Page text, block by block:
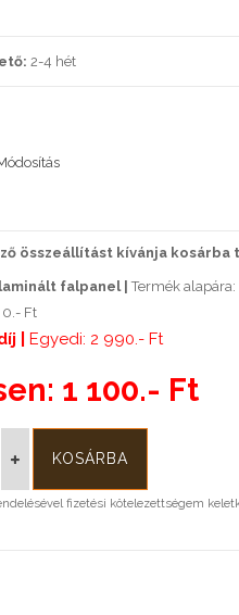
2-4 hét
összeállítást kívánja kosárba
falpanel |Termék alapára:
0.- Ft
|Egyedi: 2 990.- Ft
1 100.- Ft
fizetési kötelezettségem